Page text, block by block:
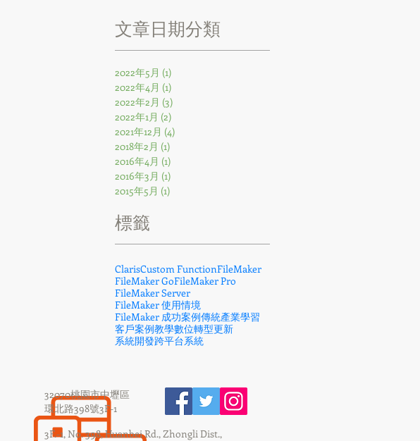
​文章日期分類
2022年5月 (1)
2022年4月 (1)
2022年2月 (3)
2022年1月 (2)
2021年12月 (4)
2018年2月 (1)
2016年4月 (1)
2016年3月 (1)
2015年5月 (1)
​標籤
ClarisCustom FunctionFileMaker
FileMaker GoFileMaker Pro
FileMaker Server
FileMaker 使用情境
FileMaker 成功案例傳統產業學習
客戶案例教學數位轉型更新
系統開發跨平台系統
32070桃園市中壢區
環北路398號3F-1
3F.-1, No. 398, Huanbei Rd., Zhongli Dist.,